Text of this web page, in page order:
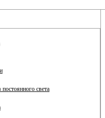
света